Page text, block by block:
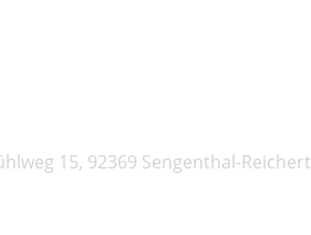
15, 92369 Sengenthal-